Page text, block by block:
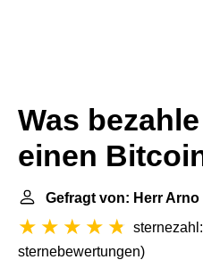
Was
einen
Gefragt von: Herr
sternebewertungen)